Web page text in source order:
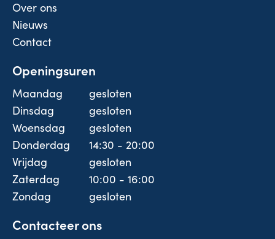
Over ons
Nieuws
Contact
Openingsuren
Maandag
gesloten
Dinsdag
gesloten
Woensdag
gesloten
Donderdag
14:30 - 20:00
Vrijdag
gesloten
Zaterdag
10:00 - 16:00
Zondag
gesloten
Contacteer ons